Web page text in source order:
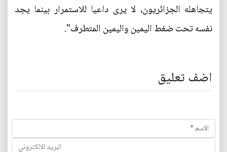
يتجاهله الجزائريون، لا يرى داعيا للاستمرار بينما يجد
نفسه تحت ضغط اليمين واليمين المتطرف".
اضف تعليق